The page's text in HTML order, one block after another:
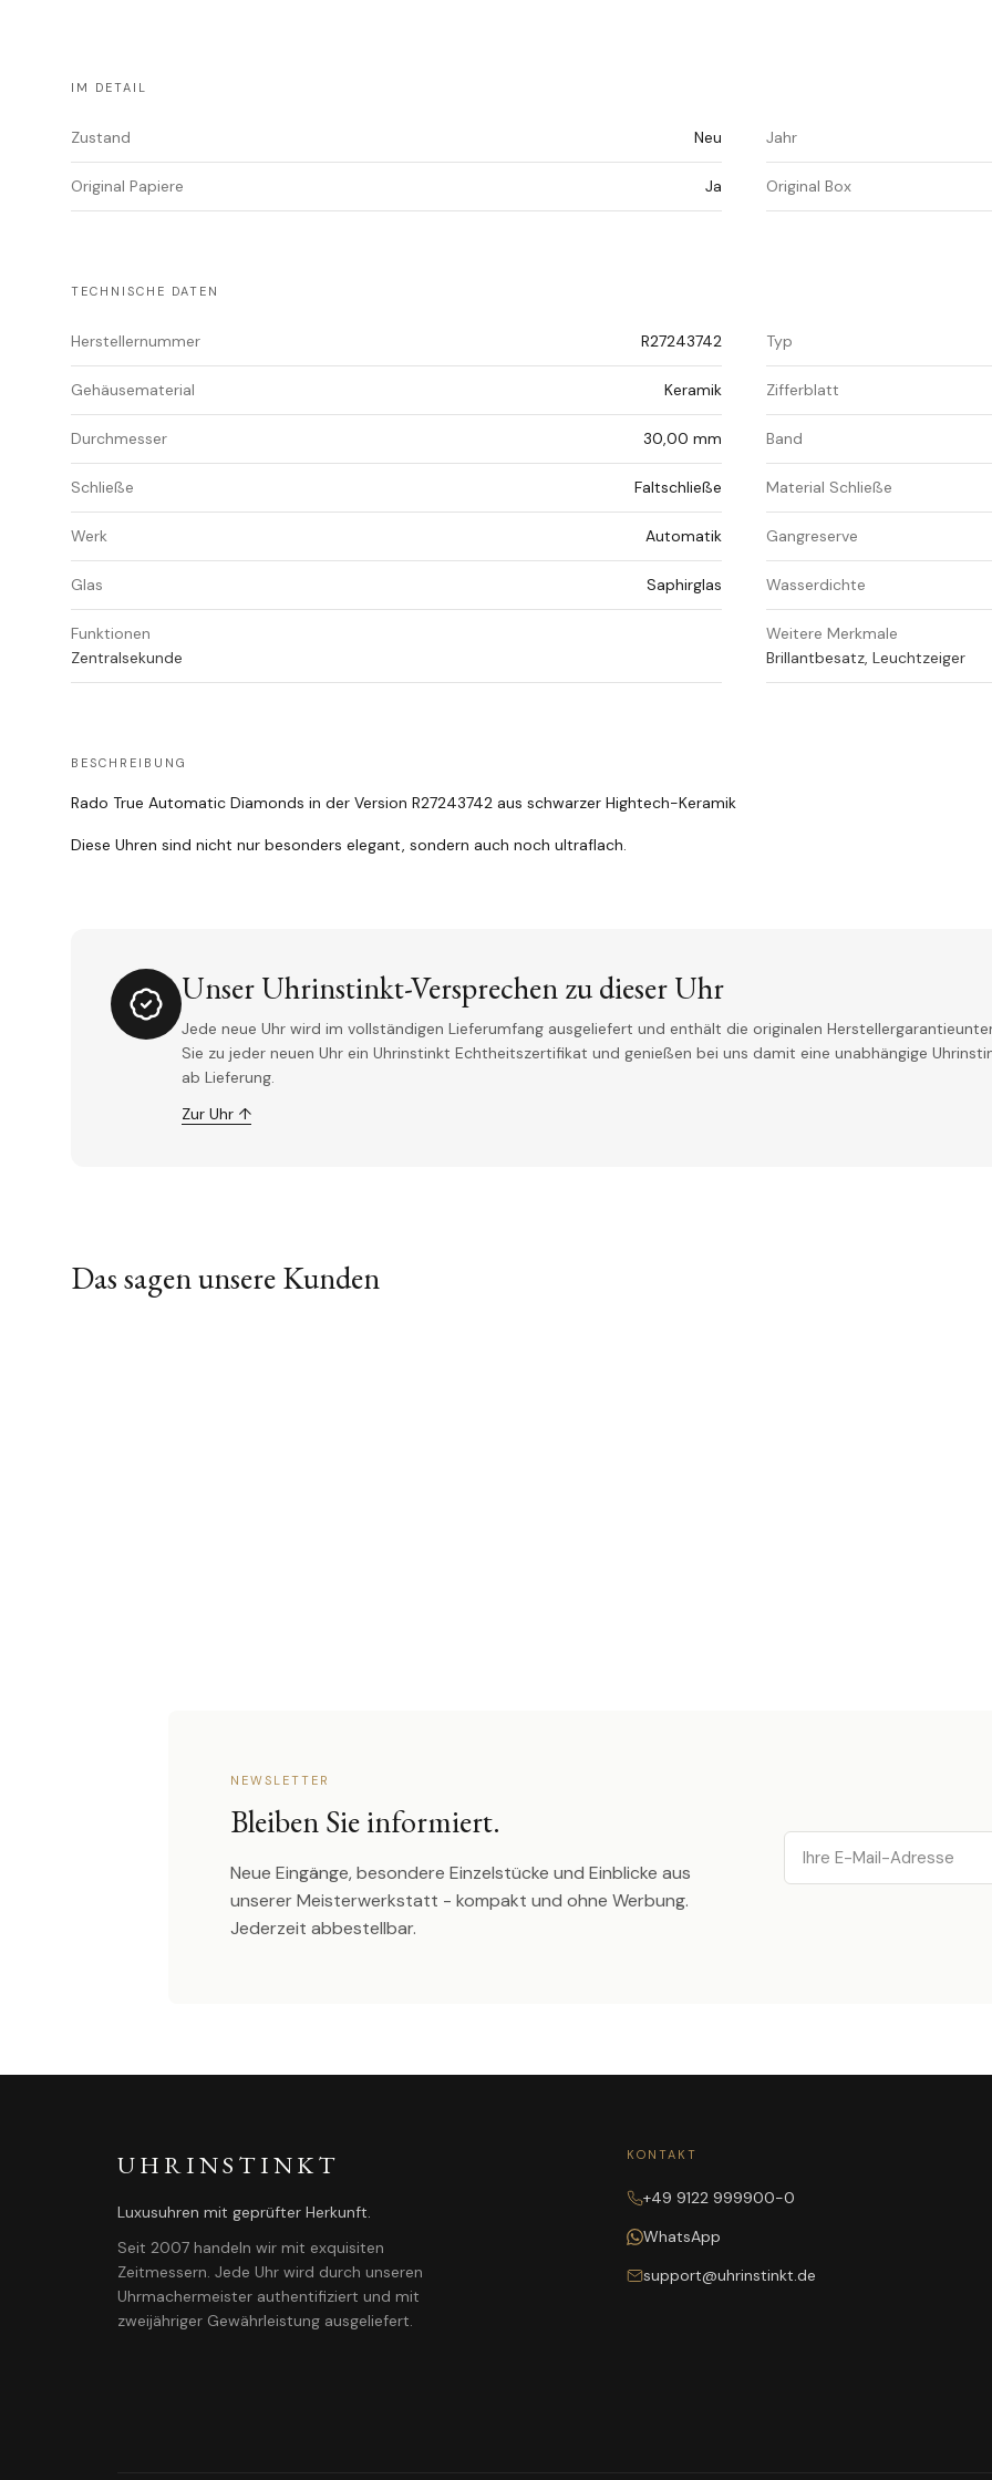
IM DETAIL
Zustand Neu Jahr
Original Papiere Ja Original Box
TECHNISCHE DATEN
Herstellernummer R27243742 Typ
Gehäusematerial Keramik Zifferblatt
Durchmesser 30,00 mm Band
Schließe Faltschließe Material Schließe
Werk Automatik Gangreserve
Glas Saphirglas Wasserdichte
Funktionen
Zentralsekunde
Weitere Merkmale
Brillantbesatz, Leuchtzeiger
BESCHREIBUNG
Rado True Automatic Diamonds in der Version R27243742 aus schwarzer Hightech-Keramik
Diese Uhren sind nicht nur besonders elegant, sondern auch noch ultraflach.
Unser Uhrinstinkt-Versprechen zu dieser Uhr
Jede neue Uhr wird im vollständigen Lieferumfang ausgeliefert und enthält die originalen
Sie zu jeder neuen Uhr ein Uhrinstinkt Echtheitszertifikat und genießen bei uns damit eine unabhängige
ab Lieferung.
Zur Uhr ↑
Das sagen unsere Kunden
NEWSLETTER
Bleiben Sie informiert.
Neue Eingänge, besondere Einzelstücke und Einblicke aus
unserer Meisterwerkstatt - kompakt und ohne Werbung.
Jederzeit abbestellbar.
Email
UHRINSTINKT
Luxusuhren mit geprüfter Herkunft.
Seit 2007 handeln wir mit exquisiten
Zeitmessern. Jede Uhr wird durch unseren
Uhrmachermeister authentifiziert und mit
zweijähriger Gewährleistung ausgeliefert.
KONTAKT
+49 9122 999900-0
WhatsApp
support@uhrinstinkt.de